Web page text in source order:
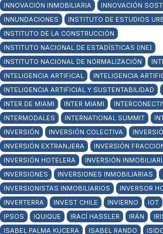
INNOVACIÓN INMOBILIARIA
INNOVACIÓN
INNUNDACIONES
INSTITUTO DE ESTUDIOS
INSTITUTO DE LA CONSTRUCCIÓN
INSTITUTO NACIONAL DE ESTADÍSTICAS (INE)
INSTITUTO NACIONAL DE NORMALIZACIÓN
INTELIGENCIA ARTIFICAL
INTELIGENCIA
INTELIGENCIA ARTIFICIAL Y SUSTENTABILIDAD
INTER DE MIAMI
INTER MIAMI
INTERMODALES
INTERNATIONAL SUMMIT
INVERSIÓN
INVERSIÓN COLECTIVA
INVERSIÓN EXTRANJERA
INVERSIÓN
INVERSIÓN HOTELERA
INVERSIÓN
INVERSIONES
INVERSIONES INMOBILIARIAS
INVERSIONISTAS INMOBILIARIOS
INVERSOR
INVERTERRA
INVEST CHILE INVIERNO IOT
IPSOS
IQUIQUE IRACÍ HASSLER IRÁN
ISABEL PALMA KUCERA
ISABEL RANDO